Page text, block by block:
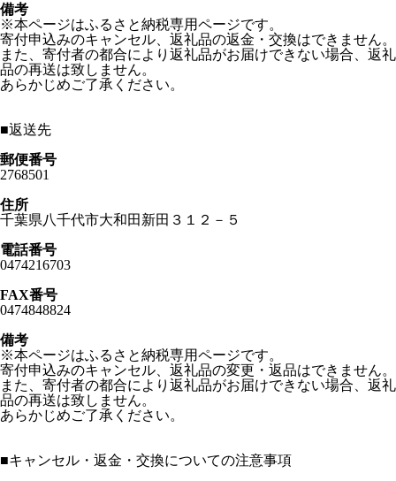
備考
※本ページはふるさと納税専用ページです。
寄付申込みのキャンセル、返礼品の返金・交換はできません。
また、寄付者の都合により返礼品がお届けできない場合、返礼
品の再送は致しません。
あらかじめご了承ください。
■返送先
郵便番号
2768501
住所
千葉県八千代市大和田新田３１２－５
電話番号
0474216703
FAX番号
0474848824
備考
※本ページはふるさと納税専用ページです。
寄付申込みのキャンセル、返礼品の変更・返品はできません。
また、寄付者の都合により返礼品がお届けできない場合、返礼
品の再送は致しません。
あらかじめご了承ください。
■キャンセル・返金・交換についての注意事項